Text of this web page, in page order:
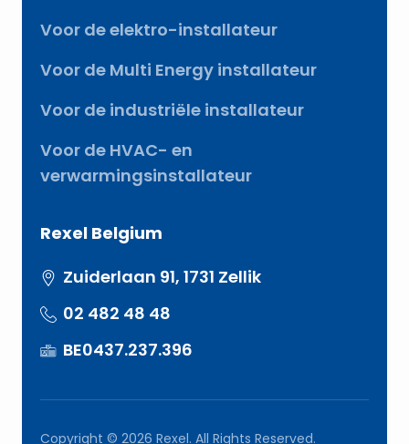
Voor de elektro-installateur
Voor de Multi Energy installateur
Voor de industriële installateur
Voor de HVAC- en
verwarmingsinstallateur
Rexel Belgium
Zuiderlaan 91, 1731 Zellik
02 482 48 48
BE0437.237.396
Copyright © 2026 Rexel. All Rights Reserved.